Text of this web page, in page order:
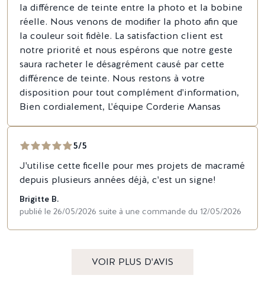
la différence de teinte entre la photo et la bobine
réelle. Nous venons de modifier la photo afin que
la couleur soit fidèle. La satisfaction client est
notre priorité et nous espérons que notre geste
saura racheter le désagrément causé par cette
différence de teinte. Nous restons à votre
disposition pour tout complément d'information,
Bien cordialement, L'équipe Corderie Mansas
5/5
J'utilise cette ficelle pour mes projets de macramé
depuis plusieurs années déjà, c'est un signe!
Brigitte B.
publié le 26/05/2026 suite à une commande du 12/05/2026
VOIR PLUS D'AVIS